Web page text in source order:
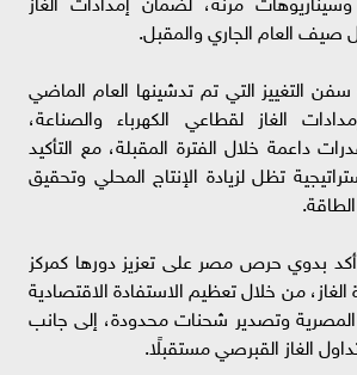
صيف العام الجاري والمقبل.
التغييز التي تم تدشينها العام الماضي
الغاز لقطاعي الكهرباء والصناعة،
داعمة خلال الفترة المقبلة، مع التأكيد
تظل لزيادة الإنتاج المحلي وتحقيق
بدوي حرص مصر على تعزيز دورها كمركز
الغاز، من خلال تعظيم الاستفادة الاقتصادية
وتصدير شحنات محدودة، إلى جانب
الغاز القبرصي مستقبلًا.